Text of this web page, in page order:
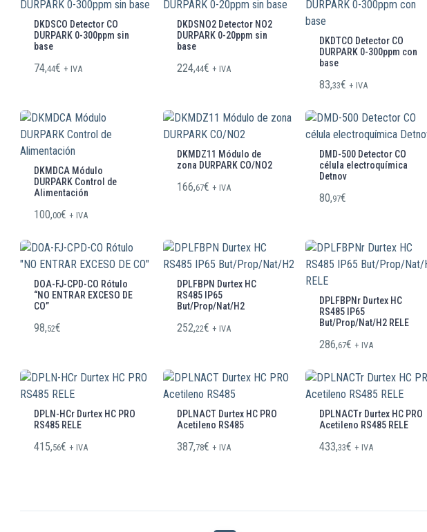
DKDSCO Detector CO
DURPARK 0-300ppm sin
base
74,44€ + IVA
DKDSNO2 Detector NO2
DURPARK 0-20ppm sin
base
224,44€ + IVA
DKDTCO Detector CO
DURPARK 0-300ppm con
base
83,33€ + IVA
DKMDCA Módulo
DURPARK Control de
Alimentación
100,00€ + IVA
DKMDZ11 Módulo de
zona DURPARK CO/NO2
166,67€ + IVA
DMD-500 Detector CO
célula electroquímica
Detnov
80,97€
DOA-FJ-CPD-CO Rótulo
“NO ENTRAR EXCESO DE
CO”
98,52€
DPLFBPN Durtex HC
RS485 IP65
But/Prop/Nat/H2
252,22€ + IVA
DPLFBPNr Durtex HC
RS485 IP65
But/Prop/Nat/H2 RELE
286,67€ + IVA
DPLN-HCr Durtex HC PRO
RS485 RELE
415,56€ + IVA
DPLNACT Durtex HC PRO
Acetileno RS485
387,78€ + IVA
DPLNACTr Durtex HC PRO
Acetileno RS485 RELE
433,33€ + IVA